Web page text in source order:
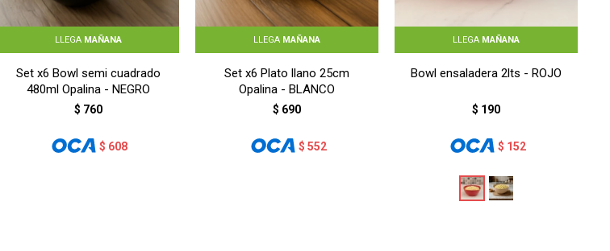
LLEGA MAÑANA
Set x6 Bowl semi cuadrado
480ml Opalina - NEGRO
$ 760
$ 608
LLEGA MAÑANA
Set x6 Plato llano 25cm
Opalina - BLANCO
$ 690
$ 552
LLEGA MAÑANA
Bowl ensaladera 2lts - ROJO
$ 190
$ 152